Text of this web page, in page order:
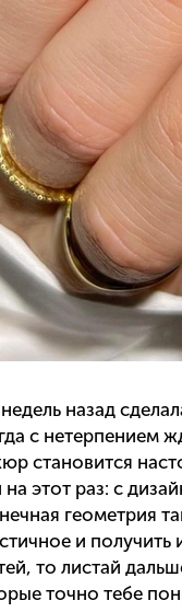
назад
с нетерпением
становится
на этот раз: с
геометрия
и
то листай
точно тебе